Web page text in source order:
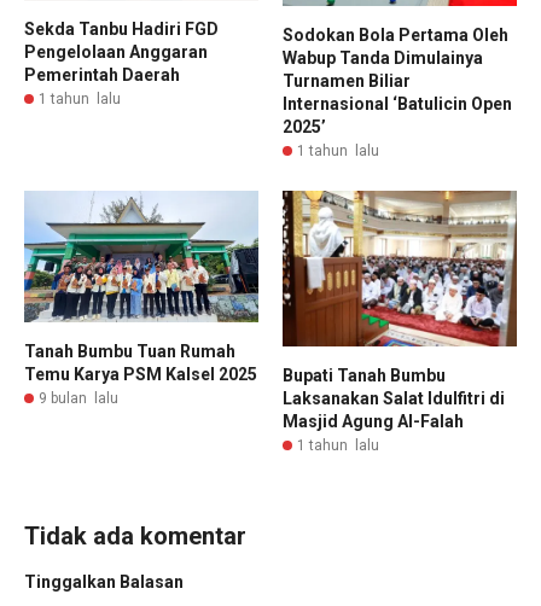
Sekda Tanbu Hadiri FGD
Pengelolaan Anggaran
Pemerintah Daerah
1 tahun lalu
Sodokan Bola Pertama Oleh
Wabup Tanda Dimulainya
Turnamen Biliar
Internasional ‘Batulicin Open
2025’
1 tahun lalu
Tanah Bumbu Tuan Rumah
Temu Karya PSM Kalsel 2025
9 bulan lalu
Bupati Tanah Bumbu
Laksanakan Salat Idulfitri di
Masjid Agung Al-Falah
1 tahun lalu
Tidak ada komentar
Tinggalkan Balasan